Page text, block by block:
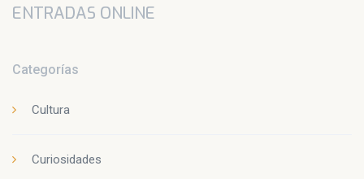
ENTRADAS ONLINE
Categorías
Cultura
Curiosidades